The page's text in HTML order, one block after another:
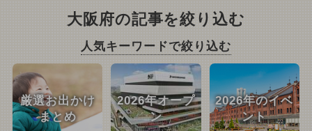
大阪府の記事を絞り込む
人気キーワードで絞り込む
厳選お出かけ
まとめ
2026年オープ
ン
2026年のイベ
ント